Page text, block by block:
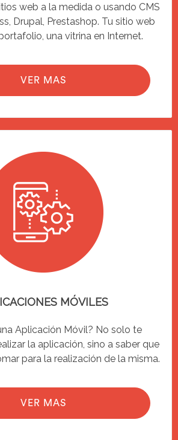
web a la medida o usando CMS
Drupal, Prestashop. Tu sitio web
una vitrina en Internet.
VER MAS
MÓVILES
Aplicación Móvil? No solo te
la aplicación, sino a saber que
para la realización de la misma.
VER MAS